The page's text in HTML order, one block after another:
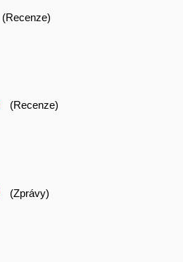
(Recenze)
(Recenze)
(Zprávy)